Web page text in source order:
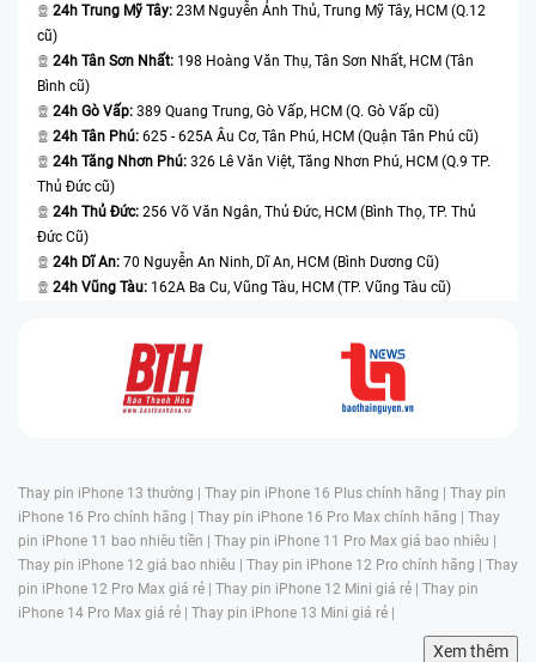
24h Trung Mỹ Tây: 23M Nguyễn Ảnh Thủ, Trung Mỹ Tây, HCM (Q.12
cũ)
24h Tân Sơn Nhất: 198 Hoàng Văn Thụ, Tân Sơn Nhất, HCM (Tân
Bình cũ)
24h Gò Vấp: 389 Quang Trung, Gò Vấp, HCM (Q. Gò Vấp cũ)
24h Tân Phú: 625 - 625A Âu Cơ, Tân Phú, HCM (Quận Tân Phú cũ)
24h Tăng Nhơn Phú: 326 Lê Văn Việt, Tăng Nhơn Phú, HCM (Q.9 TP.
Thủ Đức cũ)
24h Thủ Đức: 256 Võ Văn Ngân, Thủ Đức, HCM (Bình Thọ, TP. Thủ
Đức Cũ)
24h Dĩ An: 70 Nguyễn An Ninh, Dĩ An, HCM (Bình Dương Cũ)
24h Vũng Tàu: 162A Ba Cu, Vũng Tàu, HCM (TP. Vũng Tàu cũ)
Thay pin iPhone 13 thường | Thay pin iPhone 16 Plus chính hãng | Thay pin
iPhone 16 Pro chính hãng | Thay pin iPhone 16 Pro Max chính hãng | Thay
pin iPhone 11 bao nhiêu tiền | Thay pin iPhone 11 Pro Max giá bao nhiêu |
Thay pin iPhone 12 giá bao nhiêu | Thay pin iPhone 12 Pro chính hãng | Thay
pin iPhone 12 Pro Max giá rẻ | Thay pin iPhone 12 Mini giá rẻ | Thay pin
iPhone 14 Pro Max giá rẻ | Thay pin iPhone 13 Mini giá rẻ |
Xem thêm